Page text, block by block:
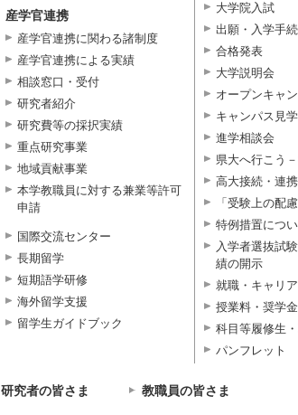
産学官連携
産学官連携に関わる諸制度
産学官連携による実績
相談窓口・受付
研究者紹介
研究費等の採択実績
重点研究事業
地域貢献事業
本学教職員に対する兼業等許可
申請
国際交流センター
長期留学
短期語学研修
海外留学支援
留学生ガイドブック
大学院入試
出願・入学手
合格発表
大学説明会
オープンキャ
キャンパス見学
進学相談会
県大へ行こう
高大接続・連
「受験上の配
特例措置につ
入学者選抜試
績の開示
就職・キャリ
授業料・奨学
科目等履修生
パンフレット
研究者の皆さま 教職員の皆さま